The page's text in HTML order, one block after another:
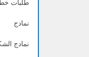
طلبات
نمادج
نمادج